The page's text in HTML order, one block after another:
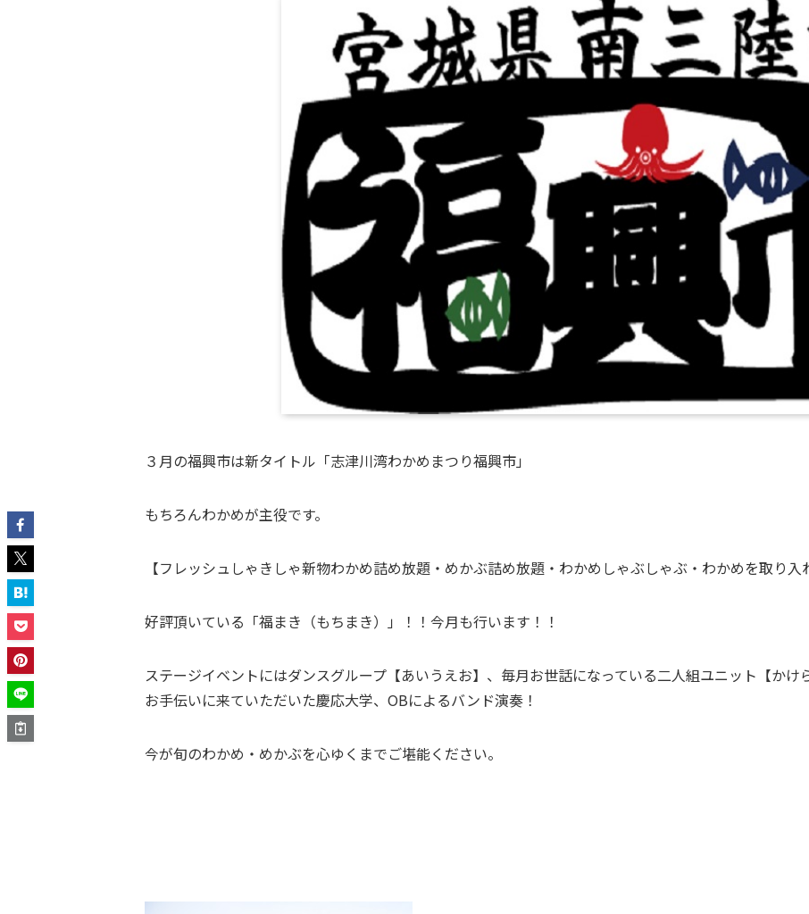
３月の福興市は新タイトル「志津川湾わかめまつり福興市」
もちろんわかめが主役です。
【フレッシュしゃきしゃ新物わかめ詰め放題・めかぶ詰め放題・わかめしゃぶしゃぶ・わかめを取り入
好評頂いている「福まき（もちまき）」！！今月も行います！！
ステージイベントにはダンスグループ【あいうえお】、毎月お世話になっている二人組ユニット【か
お手伝いに来ていただいた慶応大学、OBによるバンド演奏！
今が旬のわかめ・めかぶを心ゆくまでご堪能ください。